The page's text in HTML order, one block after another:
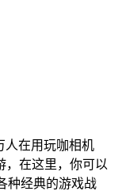
人在用玩咖相机
，在这里，你可以
种经典的游戏战